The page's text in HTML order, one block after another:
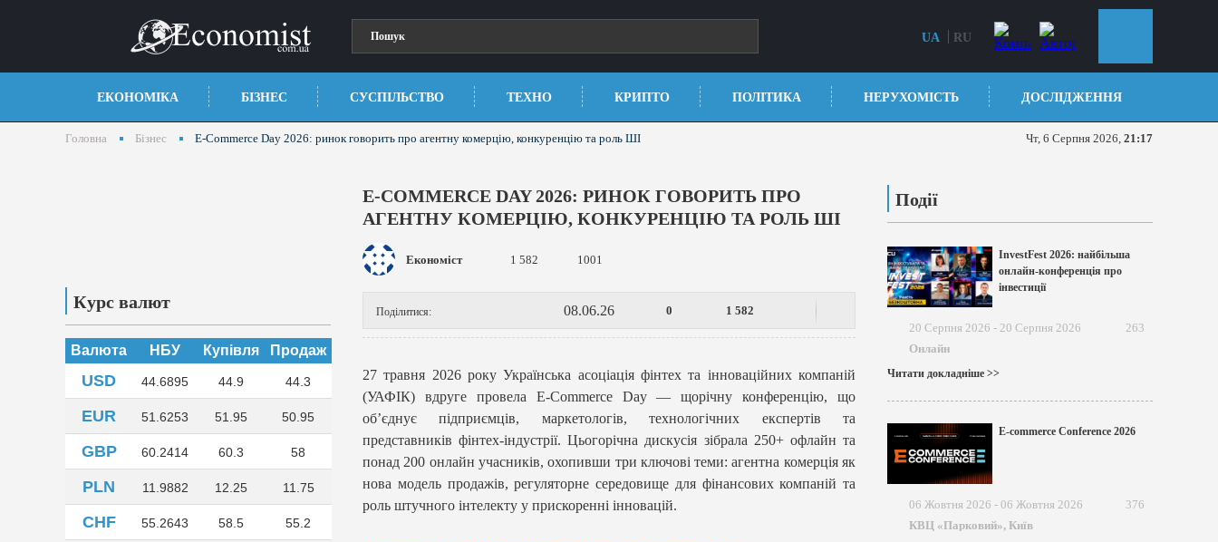
UA RU
ЕКОНОМІКА БІЗНЕС СУСПІЛЬСТВО ТЕХНО КРИПТО ПОЛІТИКА НЕРУХОМІСТЬ ДОСЛІДЖЕННЯ
Головна Бізнес E-Commerce Day 2026: ринок говорить про агентну комерцію, конкуренцію та роль ШІ Чт, 6 Серпня 2026, 21:17
Курс валют
Валюта НБУ Купівля Продаж
USD 44.6895 44.9 44.3
EUR 51.6253 51.95 50.95
GBP 60.2414 60.3 58
PLN 11.9882 12.25 11.75
CHF 55.2643 58.5 55.2
E-COMMERCE DAY 2026: РИНОК ГОВОРИТЬ ПРО
АГЕНТНУ КОМЕРЦІЮ, КОНКУРЕНЦІЮ ТА РОЛЬ ШІ
Економіст 1 582 1001
Поділитися: 08.06.26 0 1 582
27 травня 2026 року Українська асоціація фінтех та інноваційних компаній
(УАФІК) вдруге провела E-Commerce Day — щорічну конференцію, що
об’єднує підприємців, маркетологів, технологічних експертів та
представників фінтех-індустрії. Цьогорічна дискусія зібрала 250+ офлайн та
понад 200 онлайн учасників, охопивши три ключові теми: агентна комерція як
нова модель продажів, регуляторне середовище для фінансових компаній та
роль штучного інтелекту у прискоренні інновацій.
Події
InvestFest 2026: найбільша
онлайн-конференція про
інвестиції
20 Серпня 2026 - 20 Серпня 2026
263
Онлайн
Читати докладніше >>
E-commerce Conference 2026
06 Жовтня 2026 - 06 Жовтня 2026
376
КВЦ «Парковий», Київ